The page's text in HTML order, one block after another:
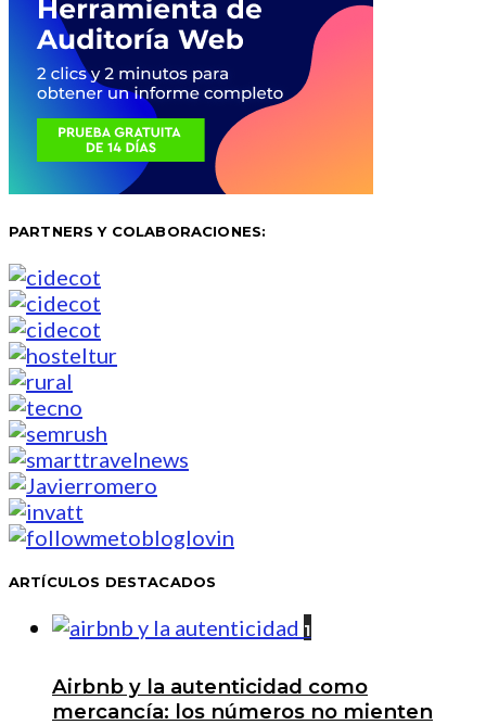
PARTNERS Y COLABORACIONES:
ARTÍCULOS DESTACADOS
1
Airbnb y la autenticidad como
mercancía: los números no mienten